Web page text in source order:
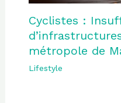
Cyclistes :
métropole de
Lifestyle